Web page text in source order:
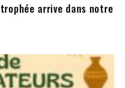
arrive dans notre